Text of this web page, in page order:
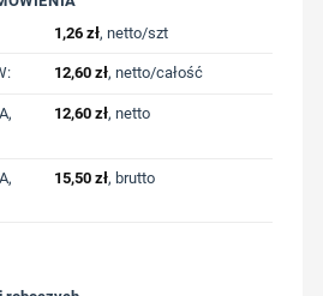
1,26 zł, netto/szt
12,60 zł, netto/całość
12,60 zł, netto
15,50 zł, brutto